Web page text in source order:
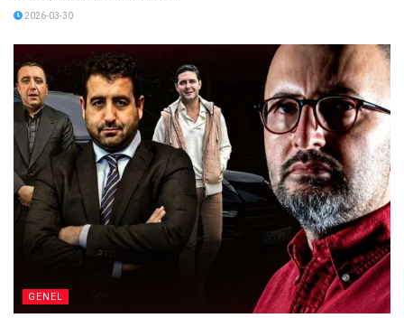
2026-03-30
GENEL